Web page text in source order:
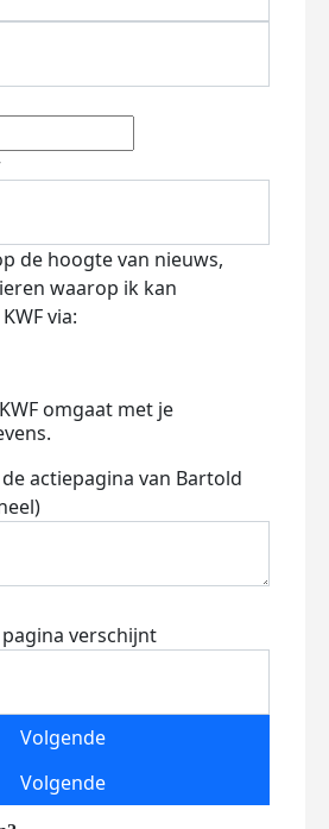
de hoogte van nieuws,
waarop ik kan
via:
omgaat met je
actiepagina van Bartold
verschijnt
Volgende
Volgende